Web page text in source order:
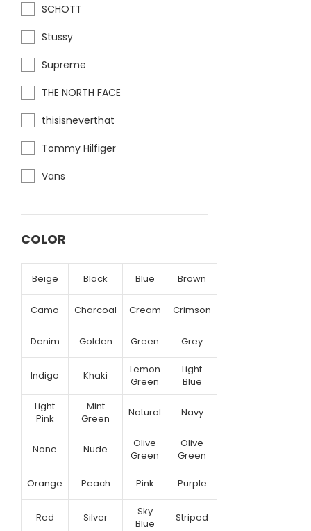
SCHOTT
Stussy
Supreme
THE NORTH FACE
thisisneverthat
Tommy Hilfiger
Vans
COLOR
Beige Black Blue Brown
Camo Charcoal Cream Crimson
Denim Golden Green Grey
Indigo Khaki
Lemon
Green
Light
Blue
Light
Pink
Mint
Green
Natural Navy
None Nude
Olive
Green
Olive
Green
Orange Peach Pink Purple
Red Silver
Sky
Blue
Striped